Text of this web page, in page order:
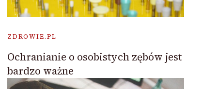
ZDROWIE.PL
Ochranianie o osobistych zębów jest
bardzo ważne